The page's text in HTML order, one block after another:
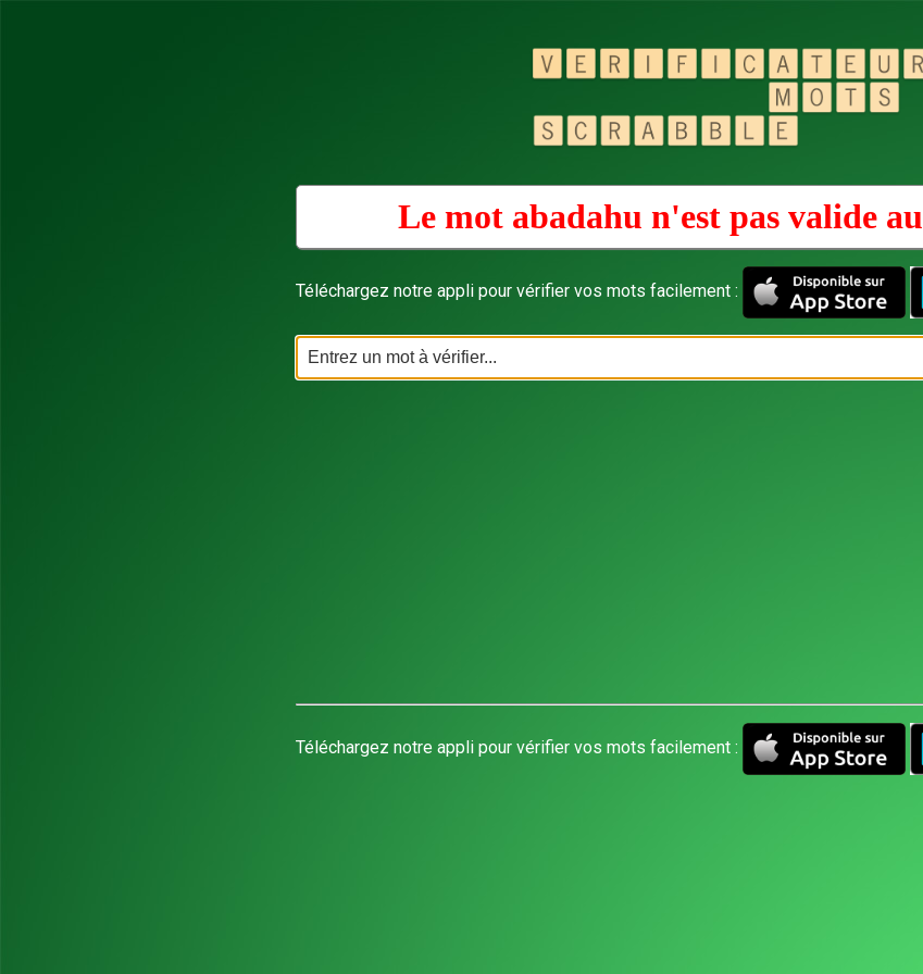
Le mot abadahu n'est pas valide au
Téléchargez notre appli pour vérifier vos mots facilement :
Téléchargez notre appli pour vérifier vos mots facilement :